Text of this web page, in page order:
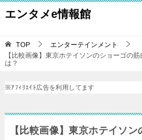
エンタメe情報館
TOP
エンターテインメント
【比較画像】東京ホテイソンのショーゴの
は？
※ｱﾌｨﾘｴｲﾄ広告を利用してます
【比較画像】東京ホテイソ